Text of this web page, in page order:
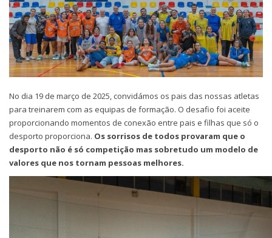
No dia 19 de março de 2025, convidámos os pais das nossas atletas
para treinarem com as equipas de formação. O desafio foi aceite
proporcionando momentos de conexão entre pais e filhas que só o
desporto proporciona. Os sorrisos de todos provaram que o
desporto não é só competição mas sobretudo um modelo de
valores que nos tornam pessoas melhores.